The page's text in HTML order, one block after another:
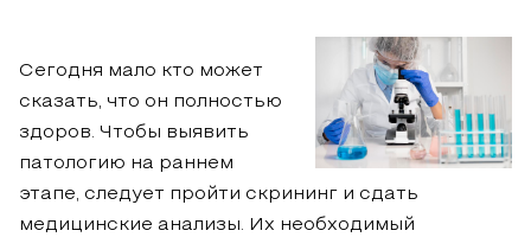
Сегодня мало кто может
сказать, что он полностью
здоров. Чтобы выявить
патологию на раннем
этапе, следует пройти скрининг и сдать
медицинские анализы. Их необходимый